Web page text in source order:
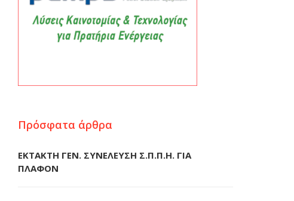
Πρόσφατα άρθρα
ΕΚΤΑΚΤΗ ΓΕΝ. ΣΥΝΕΛΕΥΣΗ Σ.Π.Π.Η. ΓΙΑ
ΠΛΑΦΟΝ